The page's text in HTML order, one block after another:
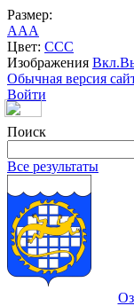
Размер:
AAA
Цвет: CCC
Изображения Вкл.
Обычная версия
Войти
Поиск
Все результаты